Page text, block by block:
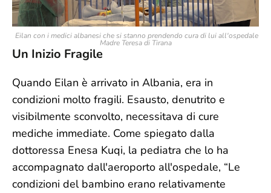
Eilan con i medici albanesi che si stanno prendendo cura di lui all'ospedale
Madre Teresa di Tirana
Un Inizio Fragile
Quando Eilan è arrivato in Albania, era in
condizioni molto fragili. Esausto, denutrito e
visibilmente sconvolto, necessitava di cure
mediche immediate. Come spiegato dalla
dottoressa Enesa Kuqi, la pediatra che lo ha
accompagnato dall'aeroporto all'ospedale, “Le
condizioni del bambino erano relativamente